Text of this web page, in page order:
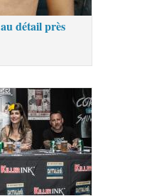
détail près